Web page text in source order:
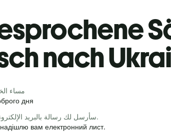
nach
مساء
дня
سأرسل لك رسالة بالبريد الإلكتروني.
вам електронний лист.